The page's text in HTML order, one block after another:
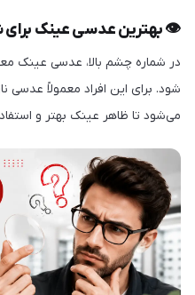
👁️ بهترین عدسی عینک برای
در شماره چشم بالا، عدسی
شود. برای این افراد معمولاً عدسی
می‌شود تا ظاهر عینک بهتر و